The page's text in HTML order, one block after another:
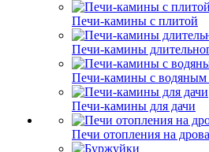
Печи-камины с плитой
Печи-камины
Печи-камины с водяным
Печи-камины для дачи
Печи отопления на